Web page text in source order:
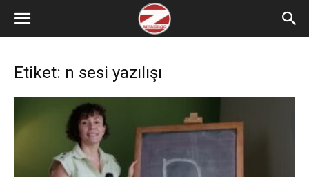
Etiket: n sesi yazılışı